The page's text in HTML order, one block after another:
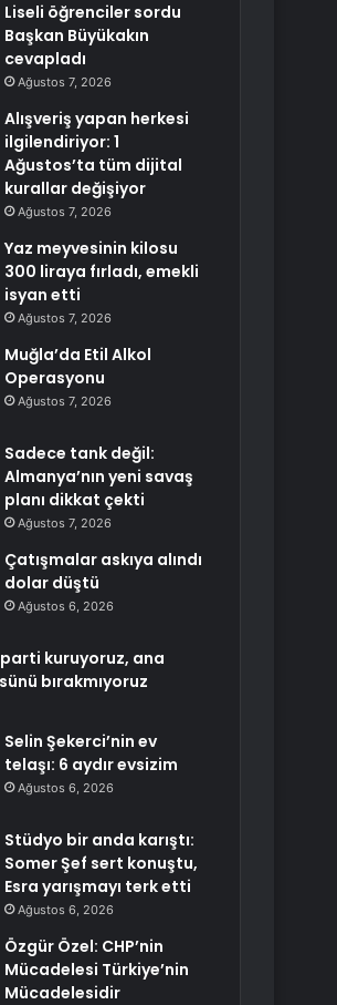
Liseli öğrenciler sordu
Başkan Büyükakın
cevapladı
Ağustos 7, 2026
Alışveriş yapan herkesi
ilgilendiriyor: 1
Ağustos’ta tüm dijital
kurallar değişiyor
Ağustos 7, 2026
Yaz meyvesinin kilosu
300 liraya fırladı, emekli
isyan etti
Ağustos 7, 2026
Muğla’da Etil Alkol
Operasyonu
Ağustos 7, 2026
Sadece tank değil:
Almanya’nın yeni savaş
planı dikkat çekti
Ağustos 7, 2026
Çatışmalar askıya alındı
dolar düştü
Ağustos 6, 2026
parti kuruyoruz, ana
bırakmıyoruz
Selin Şekerci’nin ev
telaşı: 6 aydır evsizim
Ağustos 6, 2026
Stüdyo bir anda karıştı:
Somer Şef sert konuştu,
Esra yarışmayı terk etti
Ağustos 6, 2026
Özgür Özel: CHP’nin
Mücadelesi Türkiye’nin
Mücadelesidir